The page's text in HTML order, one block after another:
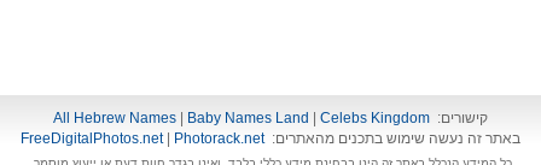
קישורים: All Hebrew Names Baby Names Land
Celebs Kingdom
באתר זה נעשה שימוש בתכנים מהאתרים:
FreeDigitalPhotos.net| Photorack.net